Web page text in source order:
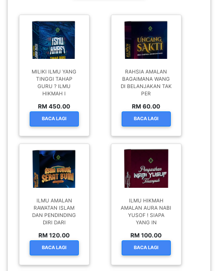
MILIKI ILMU YANG
TINGGI TAHAP
GURU ? ILMU
HIKMAH I
RM 450.00
BACA LAGI
RAHSIA AMALAN
BAGAIMANA WANG
DI BELANJAKAN TAK
PER
RM 60.00
BACA LAGI
ILMU AMALAN
RAWATAN ISLAM
DAN PENDINDING
DIRI DARI
RM 120.00
BACA LAGI
ILMU HIKMAH
AMALAN AURA NABI
YUSOF ! SIAPA
YANG IN
RM 100.00
BACA LAGI